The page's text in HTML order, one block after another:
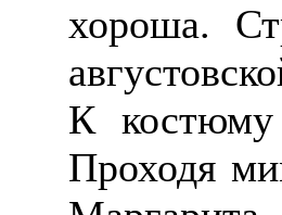
хороша.
К костюму
Проходя